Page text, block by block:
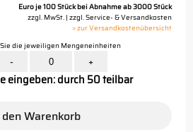
Euro je 100 Stück bei Abnahme ab 3000 Stück
zzgl. MwSt. | zzgl. Service- & Versandkosten
> zur Versandkostenübersicht
die jeweiligen Mengeneinheiten
- +
eingeben: durch 50 teilbar
Warenkorb